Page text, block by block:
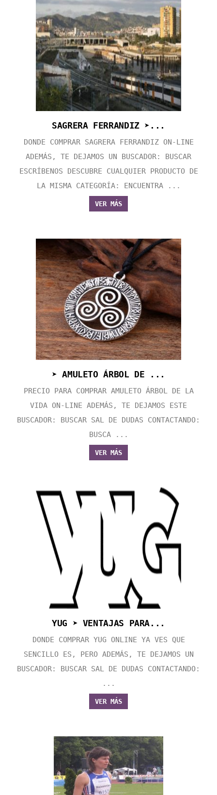
SAGRERA FERRANDIZ ➤...
DONDE COMPRAR SAGRERA FERRANDIZ ON-LINE
ADEMÁS, TE DEJAMOS UN BUSCADOR: BUSCAR
ESCRÍBENOS DESCUBRE CUALQUIER PRODUCTO DE
LA MISMA CATEGORÍA: ENCUENTRA ...
VER MÁS
➤ AMULETO ÁRBOL DE ...
PRECIO PARA COMPRAR AMULETO ÁRBOL DE LA
VIDA ON-LINE ADEMÁS, TE DEJAMOS ESTE
BUSCADOR: BUSCAR SAL DE DUDAS CONTACTANDO:
BUSCA ...
VER MÁS
YUG ➤ VENTAJAS PARA...
DONDE COMPRAR YUG ONLINE YA VES QUE
SENCILLO ES, PERO ADEMÁS, TE DEJAMOS UN
BUSCADOR: BUSCAR SAL DE DUDAS CONTACTANDO:
...
VER MÁS